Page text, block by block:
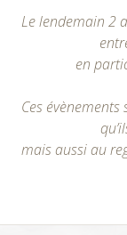
Le lendemain 2
en
Ces
mais aussi au